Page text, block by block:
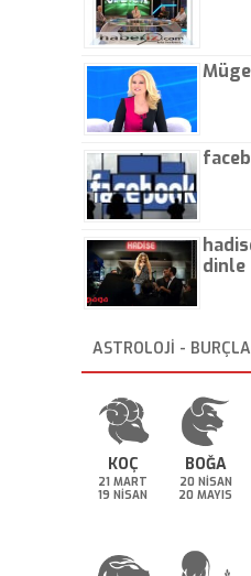
dinle
ASTROLOJİ -
KOÇ
21 MART
19 NİSAN
BOĞA
20 NİSAN
20 MAYIS